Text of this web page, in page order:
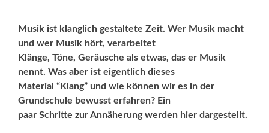
Musik ist klanglich gestaltete Zeit. Wer Musik macht
und wer Musik hört, verarbeitet
Klänge, Töne, Geräusche als etwas, das er Musik
nennt. Was aber ist eigentlich dieses
Material “Klang” und wie können wir es in der
Grundschule bewusst erfahren? Ein
paar Schritte zur Annäherung werden hier dargestellt.